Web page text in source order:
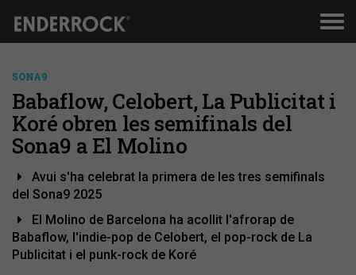
SONA9
Babaflow, Celobert, La Publicitat i
Koré obren les semifinals del
Sona9 a El Molino
Avui s'ha celebrat la primera de les tres semifinals
del Sona9 2025
El Molino de Barcelona ha acollit l'afrorap de
Babaflow, l'indie-pop de Celobert, el pop-rock de La
Publicitat i el punk-rock de Koré